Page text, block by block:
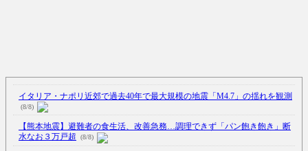
イタリア・ナポリ近郊で過去40年で最大規模の地震「M4.7」の揺れを観測
(8/8)
【熊本地震】避難者の食生活、改善急務…調理できず「パン飽き飽き」断
水なお３万戸超
(8/8)